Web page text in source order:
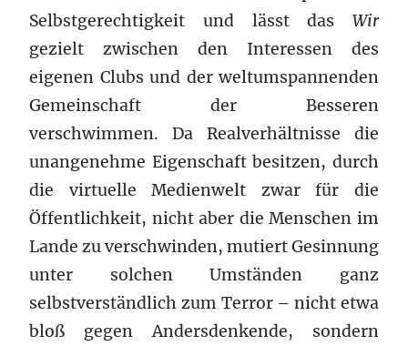
Selbstgerechtigkeit und lässt das Wir
gezielt zwischen den Interessen des
eigenen Clubs und der weltumspannenden
Gemeinschaft der Besseren
verschwimmen. Da Realverhältnisse die
unangenehme Eigenschaft besitzen, durch
die virtuelle Medienwelt zwar für die
Öffentlichkeit, nicht aber die Menschen im
Lande zu verschwinden, mutiert Gesinnung
unter solchen Umständen ganz
selbstverständlich zum Terror – nicht etwa
bloß gegen Andersdenkende, sondern